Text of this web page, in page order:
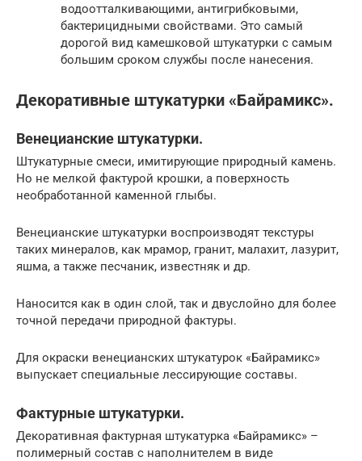
водоотталкивающими, антигрибковыми,
бактерицидными свойствами. Это самый
дорогой вид камешковой штукатурки с самым
большим сроком службы после нанесения.
Декоративные штукатурки «Байрамикс».
Венецианские штукатурки.
Штукатурные смеси, имитирующие природный камень.
Но не мелкой фактурой крошки, а поверхность
необработанной каменной глыбы.
Венецианские штукатурки воспроизводят текстуры
таких минералов, как мрамор, гранит, малахит, лазурит,
яшма, а также песчаник, известняк и др.
Наносится как в один слой, так и двуслойно для более
точной передачи природной фактуры.
Для окраски венецианских штукатурок «Байрамикс»
выпускает специальные лессирующие составы.
Фактурные штукатурки.
Декоративная фактурная штукатурка «Байрамикс» –
полимерный состав с наполнителем в виде